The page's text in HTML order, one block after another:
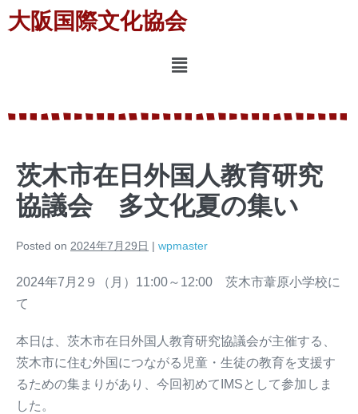
大阪国際文化協会
茨木市在日外国人教育研究
協議会 多文化夏の集い
Posted on 2024年7月29日 | wpmaster
2024年7月2９（月）11:00～12:00 茨木市葦原小学校に
て
本日は、茨木市在日外国人教育研究協議会が主催する、
茨木市に住む外国につながる児童・生徒の教育を支援す
るための集まりがあり、今回初めてIMSとして参加しま
した。